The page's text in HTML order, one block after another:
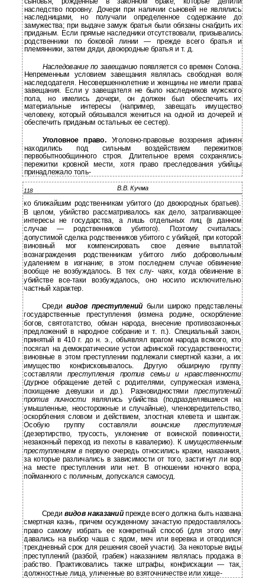
наследство поровну. Дочери при наличии сыновей не являлись
наследницами, но получали определенное содержание до
замужества; при выдаче замуж братья были обязаны снабдить их
приданым. Если прямые наследники отсутствовали, призывались
родственники по боковой линии — прежде всего братья и
племянники, затем дяди, двоюродные братья и т. д.
Наследование по завещаниюпоявляется со времен Солона.
Непременным условием завещания являлась свободная воля
наследодателя. Несовершеннолетние и женщины не имели права
завещания. Если у завещателя не было наследников мужского
пола, но имелись дочери, он должен был обеспечить их
материальные интересы (например, завещать имущество
человеку, который обязывался жениться на одной из дочерей и
обеспечить приданым остальных ее сестер).
Уголовное право. Уголовно-правовые воззрения афинян
находились под сильным воздействием пережитков
первобытнообщинного строя. Длительное время сохранялись
пережитки кровной мести, хотя право преследования убийцы
принадлежало толь-
118 В.В. Кучма
ко ближайшим родственникам убитого (до двоюродных братьев).
В целом, убийство рассматривалось как дело, затрагивающее
интересы не государства, а лишь отдельных лиц (в данном
случае — родственников убитого). Поэтому считалась
допустимой сделка родственников убитого с убийцей, при которой
виновный мог компенсировать свое деяние выплатой
вознаграждения родственникам убитого либо добровольным
удалением в изгнание; в этом последнем случае обвинение
вообще не возбуждалось. В тех слу- чаях, когда обвинение в
убийстве все-таки возбуждалось, оно носило исключительно
частный характер.
Средивидов преступленийбыли широко представлены
государственные преступления (измена родине, оскорбление
богов, святотатство, обман народа, внесение противозаконных
предложений в народное собрание и т. п.). Специальный закон,
принятый в 410 г. до н. э., объявлял врагом народа всякого, кто
посягал на демократические устои афинской государственности;
виновные в этом преступлении подлежали смертной казни, а их
имущество конфисковывалось. Другую обширную группу
составляли преступления против семьи и нравственности
(дурное обращение детей с родителями, супружеская измена,
похищение девушки и др.). Разновидностямипреступлений
против личностиявлялись убийства (подразделявшиеся на
умышленные, неосторожные и случайные), членовредительство,
оскорбления словом и действием, злостная клевета и шантаж.
Особую группу составляливоинские преступления
(дезертирство, трусость, уклонение от воинской повинности,
незаконный переход из пехоты в кавалерию). Кимущественным
преступлениям впервую очередь относились кражи, наказания,
за которые различались в зависимости от того, застигнут ли вор
на месте преступления или нет. В отношении ночного вора,
пойманного с поличным, допускался самосуд.
Среди видов наказанийпрежде всего должна быть названа
смертная казнь, причем осужденному зачастую предоставлялось
право самому избрать ее конкретный способ (для этого ему
давались на выбор чаша с ядом, меч или веревка и отводился
трехдневный срок для решения своей участи). За некоторые виды
преступлений (разбой, грабеж) наказанием являлась продажа в
рабство. Практиковались также штрафы, конфискации — так,
должностные лица, уличенные во взяточничестве или хище-